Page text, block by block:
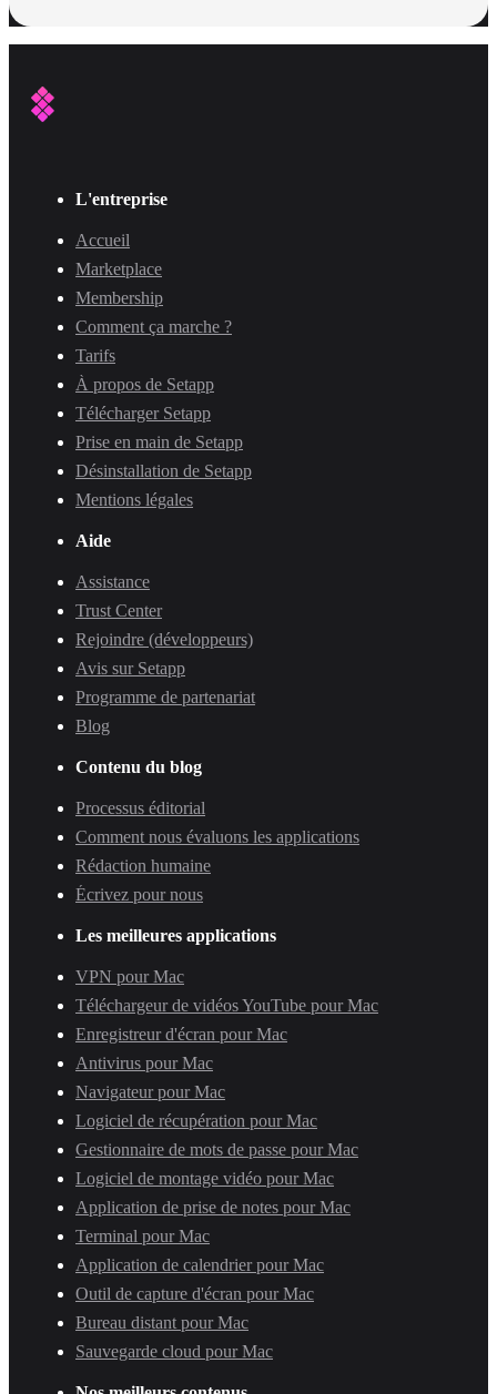
L'entreprise
Accueil
Marketplace
Membership
Comment ça marche ?
Tarifs
À propos de Setapp
Télécharger Setapp
Prise en main de Setapp
Désinstallation de Setapp
Mentions légales
Aide
Assistance
Trust Center
Rejoindre (développeurs)
Avis sur Setapp
Programme de partenariat
Blog
Contenu du blog
Processus éditorial
Comment nous évaluons les applications
Rédaction humaine
Écrivez pour nous
Les meilleures applications
VPN pour Mac
Téléchargeur de vidéos YouTube pour Mac
Enregistreur d'écran pour Mac
Antivirus pour Mac
Navigateur pour Mac
Logiciel de récupération pour Mac
Gestionnaire de mots de passe pour Mac
Logiciel de montage vidéo pour Mac
Application de prise de notes pour Mac
Terminal pour Mac
Application de calendrier pour Mac
Outil de capture d'écran pour Mac
Bureau distant pour Mac
Sauvegarde cloud pour Mac